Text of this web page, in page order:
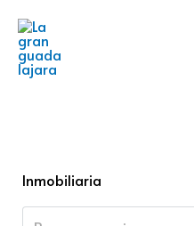
contenido
Inmobiliaria